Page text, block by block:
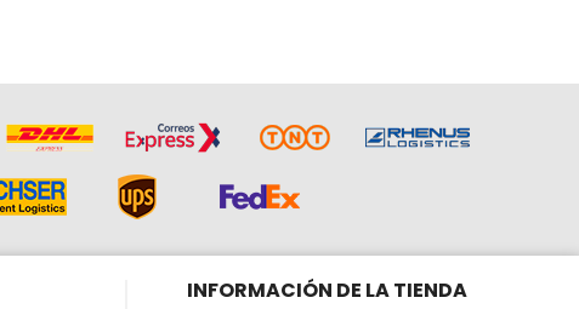
INFORMACIÓN DE LA TIENDA